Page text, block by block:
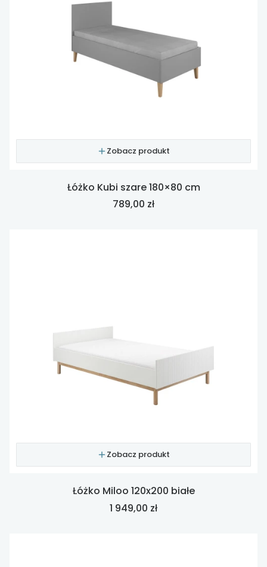
Zobacz produkt
Łóżko Kubi szare 180×80 cm
Cena
789,00 zł
Zobacz produkt
Łóżko Miloo 120x200 białe
Cena
1 949,00 zł